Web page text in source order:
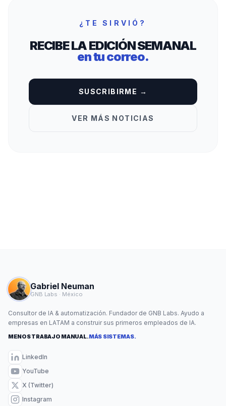
¿TE SIRVIÓ?
RECIBE LA EDICIÓN SEMANAL
en tu correo.
SUSCRIBIRME →
VER MÁS NOTICIAS
Gabriel Neuman
GNB Labs · México
Consultor de IA & automatización. Fundador de GNB Labs. Ayudo a
empresas en LATAM a construir sus primeros empleados de IA.
MENOS TRABAJO MANUAL.MÁS SISTEMAS.
LinkedIn
YouTube
X (Twitter)
Instagram